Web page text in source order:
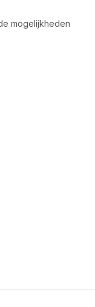
mogelijkheden